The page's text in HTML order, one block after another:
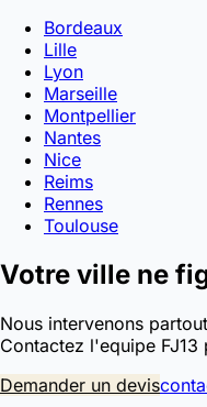
Bordeaux
Lille
Lyon
Marseille
Montpellier
Nantes
Nice
Reims
Rennes
Toulouse
Votre ville ne
Nous intervenons
Contactez l'equipe FJ13
Demander un devis